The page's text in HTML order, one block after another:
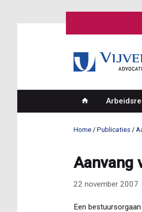
Home Publicaties
Aanvang
22 november 2007
Een